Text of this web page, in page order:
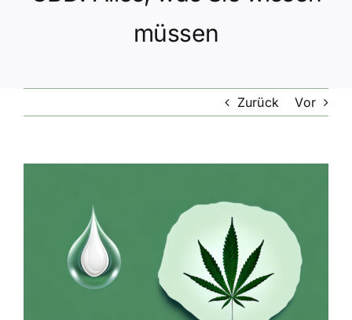
Datenschutz
müssen
Zurück Vor